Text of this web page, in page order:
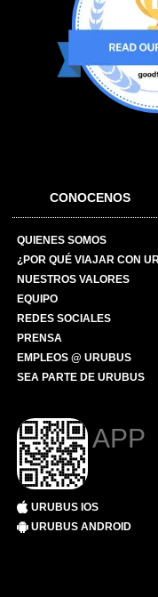
CONOCENOS
QUIENES SOMOS
¿POR QUÉ VIAJAR CON
NUESTROS VALORES
EQUIPO
REDES SOCIALES
PRENSA
EMPLEOS @ URUBUS
SEA PARTE DE URUBUS
APP
URUBUS IOS
URUBUS ANDROID